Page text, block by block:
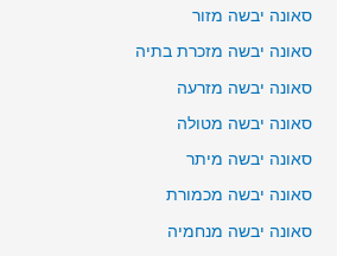
סאונה יבשה מזור
סאונה יבשה מזכרת בתיה
סאונה יבשה מזרעה
סאונה יבשה מטולה
סאונה יבשה מיתר
סאונה יבשה מכמורת
סאונה יבשה מנחמיה